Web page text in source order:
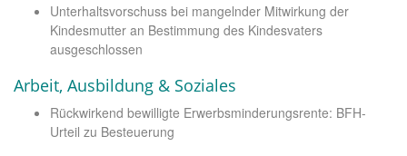
Unterhaltsvorschuss bei mangelnder Mitwirkung der
Kindesmutter an Bestimmung des Kindesvaters
ausgeschlossen
Arbeit, Ausbildung & Soziales
Rückwirkend bewilligte Erwerbsminderungsrente: BFH-
Urteil zu Besteuerung